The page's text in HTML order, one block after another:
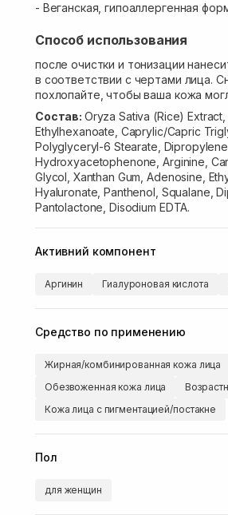
- Веганская, гипоаллергенная
Способ использования
после очистки и тонизации
в соответствии с чертами лица.
похлопайте, чтобы ваша кожа
Состав: Oryza Sativa (Rice)
Ethylhexanoate, Caprylic/Capric
Polyglyceryl-6 Stearate, Dipropylene
Hydroxyacetophenone, Arginine,
Glycol, Xanthan Gum, Adenosine,
Hyaluronate, Panthenol, Squalane,
Pantolactone, Disodium EDTA.
Активний компонент
Аргинин Гиалуроновая кислота
Средство по применению
Жирная/комбинированная кожа лица
Обезвоженная кожа лица
Кожа лица с пигментацией/постакне
Пол
для женщин